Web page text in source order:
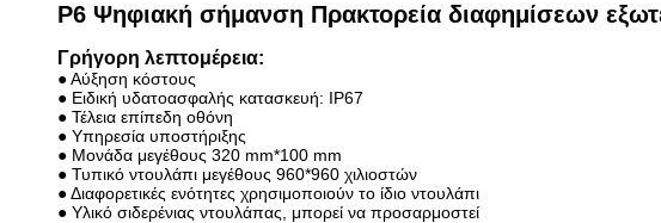
P6 Ψηφιακή σήμανση Πρακτορεία διαφημίσεων
Γρήγορη λεπτομέρεια:
● Αύξηση κόστους
● Ειδική υδατοασφαλής κατασκευή: IP67
● Τέλεια επίπεδη οθόνη
● Υπηρεσία υποστήριξης
● Μονάδα μεγέθους 320 mm*100 mm
● Τυπικό ντουλάπι μεγέθους 960*960 χιλιοστών
● Διαφορετικές ενότητες χρησιμοποιούν το ίδιο ντουλάπι
● Υλικό σιδερένιας ντουλάπας, μπορεί να προσαρμοστεί